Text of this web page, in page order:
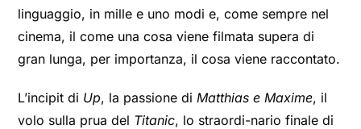
linguaggio, in mille e uno modi e, come sempre nel
cinema, il come una cosa viene filmata supera di
gran lunga, per importanza, il cosa viene raccontato.
L’incipit di Up, la passione diMatthias e Maxime, il
volo sulla prua del Titanic, lo straordi-nario finale di